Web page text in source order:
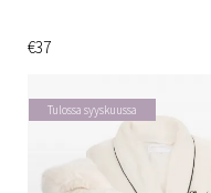
€37
Tulossa syyskuussa